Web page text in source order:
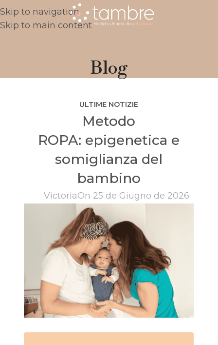
Skip to navigation
Skip to main content
Blog
ULTIME NOTIZIE
Metodo
ROPA: epigenetica e
somiglianza del
bambino
VictoriaOn 25 de Giugno de 2026